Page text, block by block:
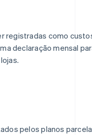
registradas como
declaração mensal
pelos planos